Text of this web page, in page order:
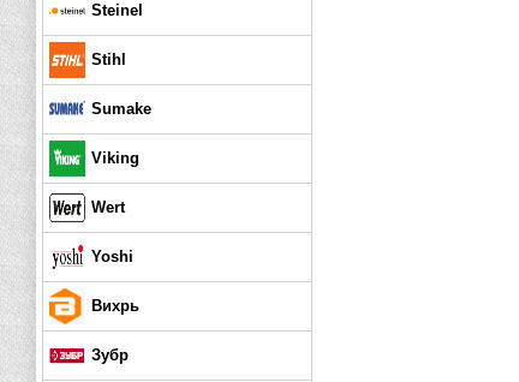
Steinel
Stihl
Sumake
Viking
Wert
Yoshi
Вихрь
Зубр